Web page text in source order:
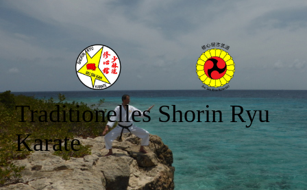
Traditionelles Shorin Ryu
Karate